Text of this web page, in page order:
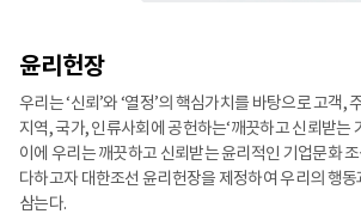
윤리헌장
우리는 ‘신뢰’와 ‘열정’의 핵심가치를 바탕으로 고객,
지역, 국가, 인류사회에 공헌하는‘깨끗하고 신뢰받는
이에 우리는 깨끗하고 신뢰받는 윤리적인 기업문화
다하고자 대한조선 윤리헌장을 제정하여 우리의 행
삼는다.